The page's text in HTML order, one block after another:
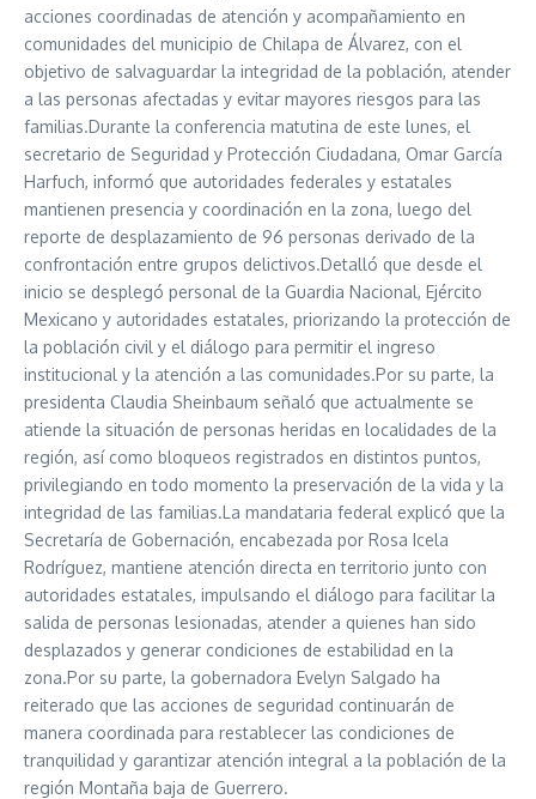
acciones coordinadas de atención y acompañamiento en
comunidades del municipio de Chilapa de Álvarez, con el
objetivo de salvaguardar la integridad de la población, atender
a las personas afectadas y evitar mayores riesgos para las
familias.Durante la conferencia matutina de este lunes, el
secretario de Seguridad y Protección Ciudadana, Omar García
Harfuch, informó que autoridades federales y estatales
mantienen presencia y coordinación en la zona, luego del
reporte de desplazamiento de 96 personas derivado de la
confrontación entre grupos delictivos.Detalló que desde el
inicio se desplegó personal de la Guardia Nacional, Ejército
Mexicano y autoridades estatales, priorizando la protección de
la población civil y el diálogo para permitir el ingreso
institucional y la atención a las comunidades.Por su parte, la
presidenta Claudia Sheinbaum señaló que actualmente se
atiende la situación de personas heridas en localidades de la
región, así como bloqueos registrados en distintos puntos,
privilegiando en todo momento la preservación de la vida y la
integridad de las familias.La mandataria federal explicó que la
Secretaría de Gobernación, encabezada por Rosa Icela
Rodríguez, mantiene atención directa en territorio junto con
autoridades estatales, impulsando el diálogo para facilitar la
salida de personas lesionadas, atender a quienes han sido
desplazados y generar condiciones de estabilidad en la
zona.Por su parte, la gobernadora Evelyn Salgado ha
reiterado que las acciones de seguridad continuarán de
manera coordinada para restablecer las condiciones de
tranquilidad y garantizar atención integral a la población de la
región Montaña baja de Guerrero.